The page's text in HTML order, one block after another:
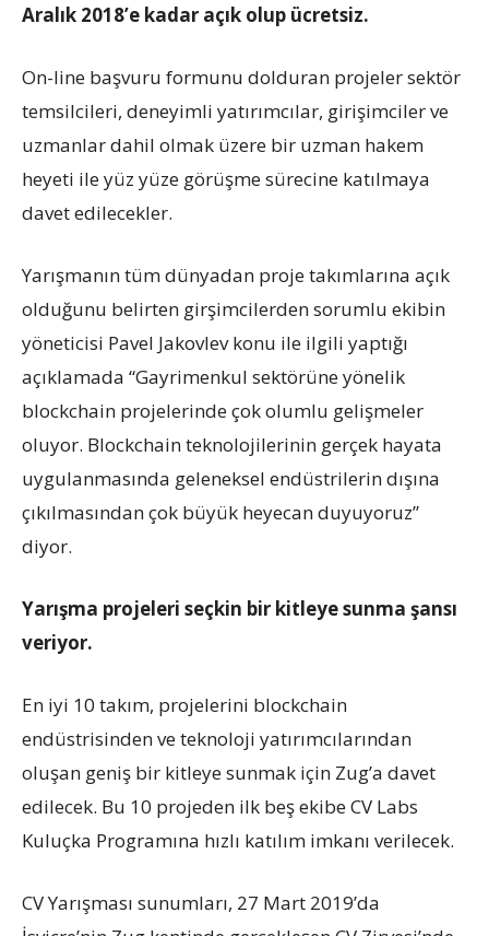
Aralık 2018’e kadar açık olup ücretsiz.
On-line başvuru formunu dolduran projeler sektör
temsilcileri, deneyimli yatırımcılar, girişimciler ve
uzmanlar dahil olmak üzere bir uzman hakem
heyeti ile yüz yüze görüşme sürecine katılmaya
davet edilecekler.
Yarışmanın tüm dünyadan proje takımlarına açık
olduğunu belirten girşimcilerden sorumlu ekibin
yöneticisi Pavel Jakovlev konu ile ilgili yaptığı
açıklamada “Gayrimenkul sektörüne yönelik
blockchain projelerinde çok olumlu gelişmeler
oluyor. Blockchain teknolojilerinin gerçek hayata
uygulanmasında geleneksel endüstrilerin dışına
çıkılmasından çok büyük heyecan duyuyoruz”
diyor.
Yarışma projeleri seçkin bir kitleye sunma şansı
veriyor.
En iyi 10 takım, projelerini blockchain
endüstrisinden ve teknoloji yatırımcılarından
oluşan geniş bir kitleye sunmak için Zug’a davet
edilecek. Bu 10 projeden ilk beş ekibe CV Labs
Kuluçka Programına hızlı katılım imkanı verilecek.
CV Yarışması sunumları, 27 Mart 2019’da